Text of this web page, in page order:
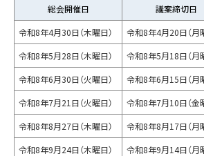
総会開催日
議案締切日
令和8年4月30日（木曜日）
令和8年4月20日（月
令和8年5月28日（木曜日）
令和8年5月18日（月
令和8年6月30日（火曜日）
令和8年6月15日（月
令和8年7月21日（火曜日）
令和8年7月10日（金
令和8年8月27日（木曜日）
令和8年8月17日（月
令和8年9月24日（木曜日）
令和8年9月14日（月